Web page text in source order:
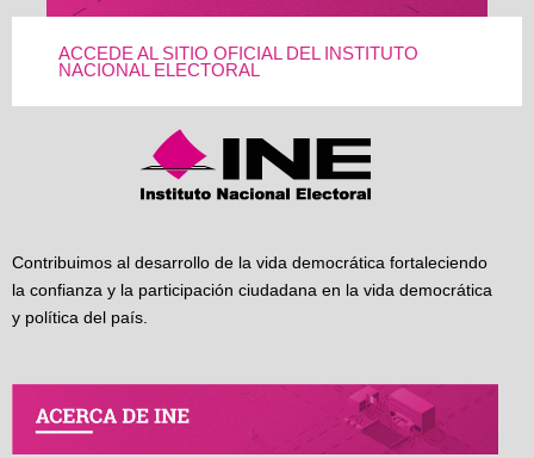
ACCEDE AL SITIO OFICIAL DEL INSTITUTO
NACIONAL ELECTORAL
Contribuimos al desarrollo de la vida democrática fortaleciendo
la confianza y la participación ciudadana en la vida democrática
y política del país.